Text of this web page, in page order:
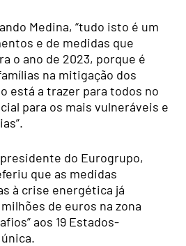
Medina, “tudo isto é um
e de medidas que
o ano de 2023, porque é
na mitigação dos
está a trazer para todos no
para os mais vulneráveis e
do Eurogrupo,
que as medidas
à crise energética já
de euros na zona
aos 19 Estados-